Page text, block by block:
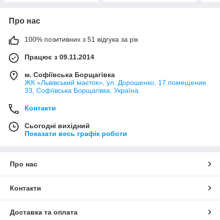
Про нас
100% позитивних з 51 відгука за рік
Працює з 09.11.2014
м. Софіївська Борщагівка
ЖК «Львівський маєток», ул. Дорошенко, 17 помещение
33, Софіївська Борщагівка, Україна
Контакти
Сьогодні вихідний
Показати весь графік роботи
Про нас
Контакти
Доставка та оплата